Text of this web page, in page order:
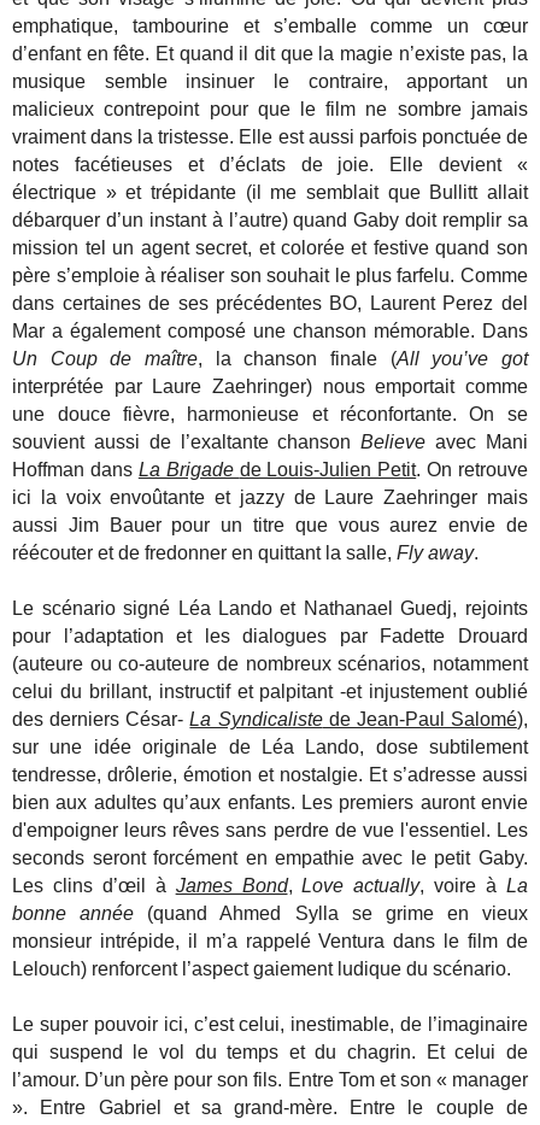
emphatique, tambourine et s’emballe comme un cœur
d’enfant en fête. Et quand il dit que la magie n’existe pas, la
musique semble insinuer le contraire, apportant un
malicieux contrepoint pour que le film ne sombre jamais
vraiment dans la tristesse. Elle est aussi parfois ponctuée de
notes facétieuses et d’éclats de joie. Elle devient «
électrique » et trépidante (il me semblait que Bullitt allait
débarquer d’un instant à l’autre) quand Gaby doit remplir sa
mission tel un agent secret, et colorée et festive quand son
père s’emploie à réaliser son souhait le plus farfelu. Comme
dans certaines de ses précédentes BO, Laurent Perez del
Mar a également composé une chanson mémorable. Dans
Un Coup de maître, lachanson finale (All you’ve got
interprétée par Laure Zaehringer) nous emportait comme
une douce fièvre, harmonieuse et réconfortante. On se
souvient aussi de l’exaltante chansonBelieve avec Mani
Hoffman dans La Brigade de Louis-Julien Petit. On retrouve
ici la voix envoûtante et jazzy de Laure Zaehringer mais
aussi Jim Bauer pour un titre que vous aurez envie de
réécouter et de fredonner en quittant la salle,Fly away.
Le scénario signé Léa Lando et Nathanael Guedj, rejoints
pour l’adaptation et les dialogues par Fadette Drouard
(auteure ou co-auteure de nombreux scénarios, notamment
celui du brillant, instructif et palpitant -et injustement oublié
des derniers César-La Syndicalistede Jean-Paul Salomé),
sur une idée originale de Léa Lando, dose subtilement
tendresse, drôlerie, émotion et nostalgie. Et s’adresse aussi
bien aux adultes qu’aux enfants. Les premiers auront envie
d'empoigner leurs rêves sans perdre de vue l'essentiel. Les
seconds seront forcément en empathie avec le petit Gaby.
Les clins d’œil à James Bond,Love actually, voire à La
bonne année (quand Ahmed Sylla se grime en vieux
monsieur intrépide, il m’a rappelé Ventura dans le film de
Lelouch) renforcent l’aspect gaiement ludique du scénario.
Le super pouvoir ici, c’est celui, inestimable, de l’imaginaire
qui suspend le vol du temps et du chagrin. Et celui de
l’amour. D’un père pour son fils. Entre Tom et son « manager
». Entre Gabriel et sa grand-mère. Entre le couple de